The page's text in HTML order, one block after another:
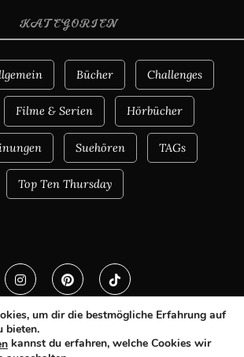
KATEGORIEN
Bücher Challenges
Filme & Serien Hörbücher
Suehören TAGs
Top Ten Thursday
um dir die bestmögliche Erfahrung auf
bieten.
kannst du erfahren, welche Cookies wir